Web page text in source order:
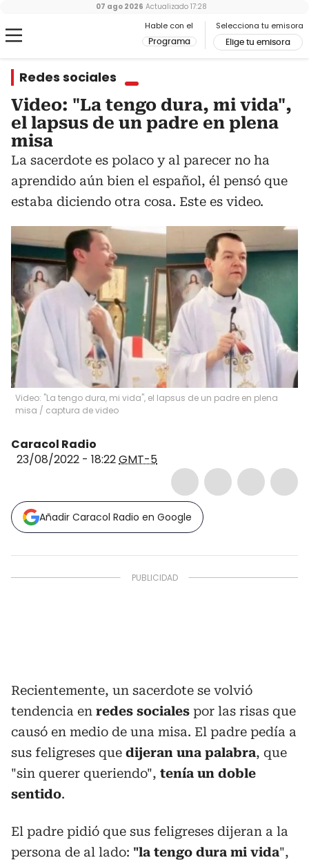
Hable con el
Programa
Selecciona tu emisora
Elige tu emisora
07 ago 2026 Actualizado 17:28
Redes sociales
Video: "La tengo dura, mi vida",
el lapsus de un padre en plena
misa
La sacerdote es polaco y al parecer no ha
aprendido aún bien el español, él pensó que
estaba diciendo otra cosa. Este es video.
Video: "La tengo dura, mi vida", el lapsus de un padre en plena
misa / captura de video
Caracol Radio
23/08/2022 - 18:22GMT-5
Añadir Caracol Radio en Google
Recientemente, un sacerdote se volvió
tendencia en redes sociales por las risas que
causó en medio de una misa. El padre pedía a
sus feligreses que dijeran una palabra, que
"sin querer queriendo", tenía un doble
sentido.
El padre pidió que sus feligreses dijeran a la
persona de al lado: "la tengo dura mi vida",